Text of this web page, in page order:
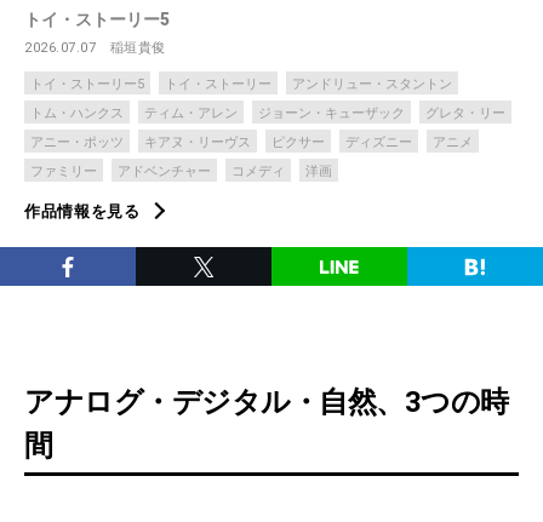
トイ・ストーリー5
2026.07.07 稲垣貴俊
トイ・ストーリー5 トイ・ストーリー
アンドリュー・スタントン
トム・ハンクス
ティム・アレン ジョーン・キューザック
グレタ・リー
アニー・ポッツ
キアヌ・リーヴス ピクサー ディズニー
アニメ
ファミリー
アドベンチャー コメディ 洋画
作品情報を見る
アナログ・デジタル・自然、3つの時
間